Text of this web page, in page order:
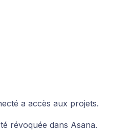
a accès aux projets.
révoquée dans Asana.